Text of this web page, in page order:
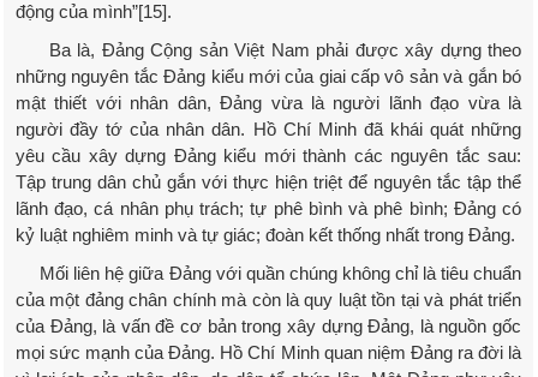
động của mình”[15].
Ba là, Đảng Cộng sản Việt Nam phải được xây dựng theo
những nguyên tắc Đảng kiểu mới của giai cấp vô sản và gắn bó
mật thiết với nhân dân, Đảng vừa là người lãnh đạo vừa là
người đầy tớ của nhân dân. Hồ Chí Minh đã khái quát những
yêu cầu xây dựng Đảng kiểu mới thành các nguyên tắc sau:
Tập trung dân chủ gắn với thực hiện triệt để nguyên tắc tập thể
lãnh đạo, cá nhân phụ trách; tự phê bình và phê bình; Đảng có
kỷ luật nghiêm minh và tự giác; đoàn kết thống nhất trong Đảng.
Mối liên hệ giữa Đảng với quần chúng không chỉ là tiêu chuẩn
của một đảng chân chính mà còn là quy luật tồn tại và phát triển
của Đảng, là vấn đề cơ bản trong xây dựng Đảng, là nguồn gốc
mọi sức mạnh của Đảng. Hồ Chí Minh quan niệm Đảng ra đời là